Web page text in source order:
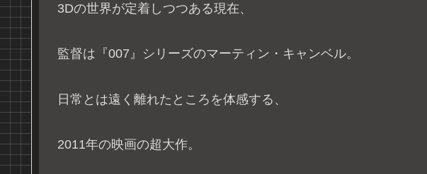
3Dの世界が定着しつつある現在、
監督は『007』シリーズのマーティン・キャンベル。
日常とは遠く離れたところを体感する、
2011年の映画の超大作。